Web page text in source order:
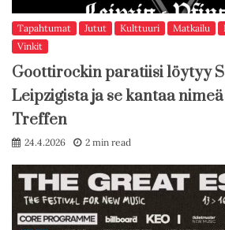
Tapahtumat Jutut Kulttuuri Matkailu
Vinkit
Goottirockin paratiisi löytyy
Leipzigista ja se kantaa
Treffen
24.4.2026 2 min read